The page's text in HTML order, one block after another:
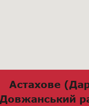
Астахове
Довжанський